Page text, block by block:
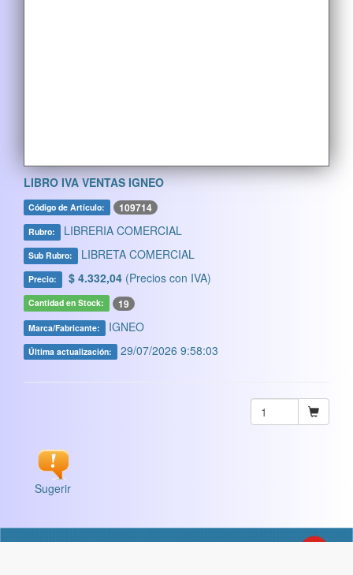
LIBRO IVA VENTAS IGNEO
Código de Artículo: 109714
Rubro: LIBRERIA COMERCIAL
Sub Rubro: LIBRETA COMERCIAL
Precio: $ 4.332,04 (Precios con IVA)
Cantidad en Stock: 19
Marca/Fabricante: IGNEO
Última actualización: 29/07/2026 9:58:03
Sugerir